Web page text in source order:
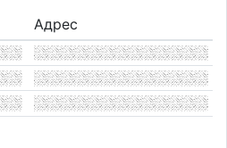
Адрес